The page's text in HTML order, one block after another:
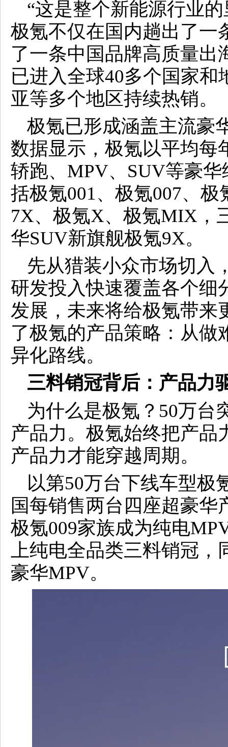
“这是整个新能源行业
极氪不仅在国内趟出了一
了一条中国品牌高质量出
已进入全球40多个国家
亚等多个地区持续热销。
极氪已形成涵盖主流豪
数据显示，极氪以平均每
轿跑、MPV、SUV等豪
括极氪001、极氪007、极
7X、极氪X、极氪MIX，
华SUV新旗舰极氪9X。
先从猎装小众市场切入
研发投入快速覆盖各个细
发展，未来将给极氪带来
了极氪的产品策略：从做
异化路线。
三料销冠背后：产品力
为什么是极氪？50万台
产品力。极氪始终把产品
产品力才能穿越周期。
以第50万台下线车型极
国每销售两台四座超豪华
极氪009家族成为纯电
上纯电全品类三料销冠
豪华MPV。